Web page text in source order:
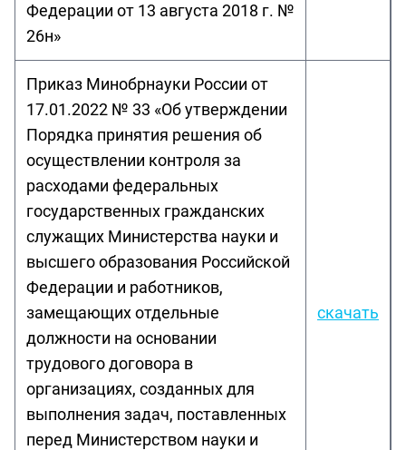
Федерации от 13 августа 2018 г. №
26н»
Приказ Минобрнауки России от
17.01.2022 № 33 «Об утверждении
Порядка принятия решения об
осуществлении контроля за
расходами федеральных
государственных гражданских
служащих Министерства науки и
высшего образования Российской
Федерации и работников,
замещающих отдельные
должности на основании
трудового договора в
организациях, созданных для
выполнения задач, поставленных
перед Министерством науки и
скачать